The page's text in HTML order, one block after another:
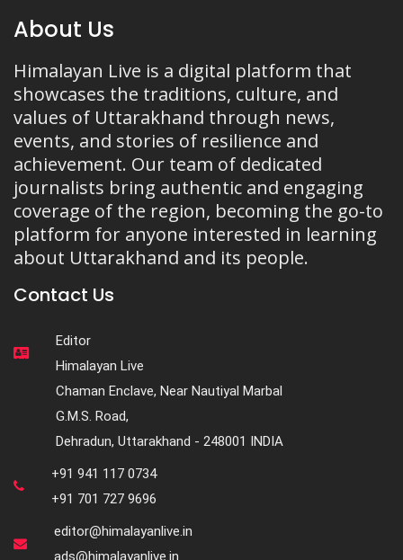
About Us
Himalayan Live is a digital platform that
showcases the traditions, culture, and
values of Uttarakhand through news,
events, and stories of resilience and
achievement. Our team of dedicated
journalists bring authentic and engaging
coverage of the region, becoming the go-to
platform for anyone interested in learning
about Uttarakhand and its people.
Contact Us
Editor
Himalayan Live
Chaman Enclave, Near Nautiyal Marbal
G.M.S. Road,
Dehradun, Uttarakhand - 248001 INDIA
+91 941 117 0734
+91 701 727 9696
editor@himalayanlive.in
ads@himalayanlive.in